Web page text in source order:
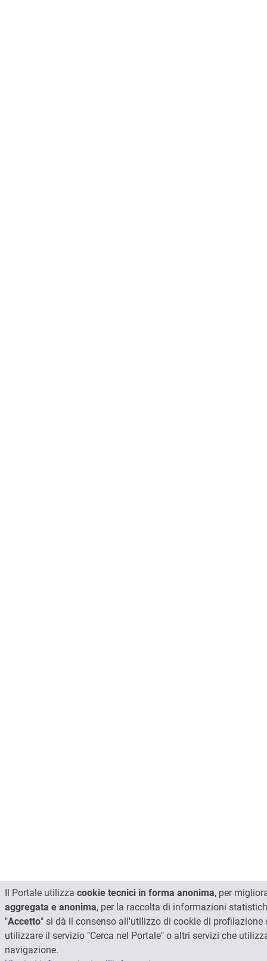
Il Portale utilizza cookie tecnici in forma anonima, per
aggregata e anonima, per la raccolta di informazioni
"Accetto" si dà il consenso all'utilizzo di cookie di profilazione
utilizzare il servizio "Cerca nel Portale" o altri servizi che
navigazione.